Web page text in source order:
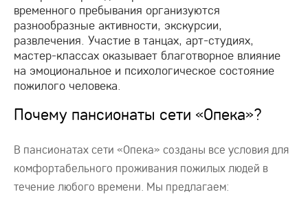
временного пребывания организуются
разнообразные активности, экскурсии,
развлечения. Участие в танцах, арт-студиях,
мастер-классах оказывает благотворное влияние
на эмоциональное и психологическое состояние
пожилого человека.
Почему пансионаты сети «Опека»?
В пансионатах сети «Опека» созданы все условия для
комфортабельного проживания пожилых людей в
течение любого времени. Мы предлагаем: